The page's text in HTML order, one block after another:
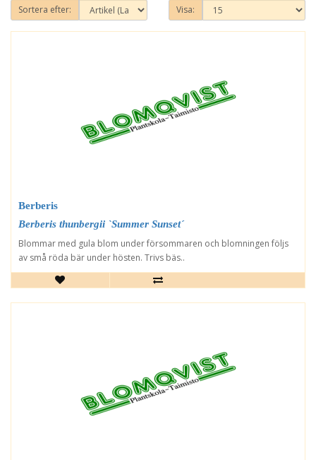
Sortera efter: Visa:
Berberis
Berberis thunbergii `Summer Sunset´
Blommar med gula blom under försommaren och blomningen följs
av små röda bär under hösten. Trivs bäs..